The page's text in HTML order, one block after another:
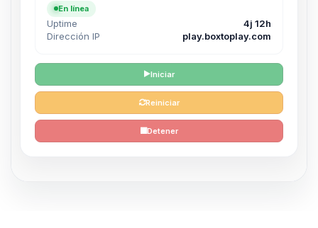
En línea
Uptime
4j 12h
Dirección IP
play.boxtoplay.com
Iniciar
Reiniciar
Detener